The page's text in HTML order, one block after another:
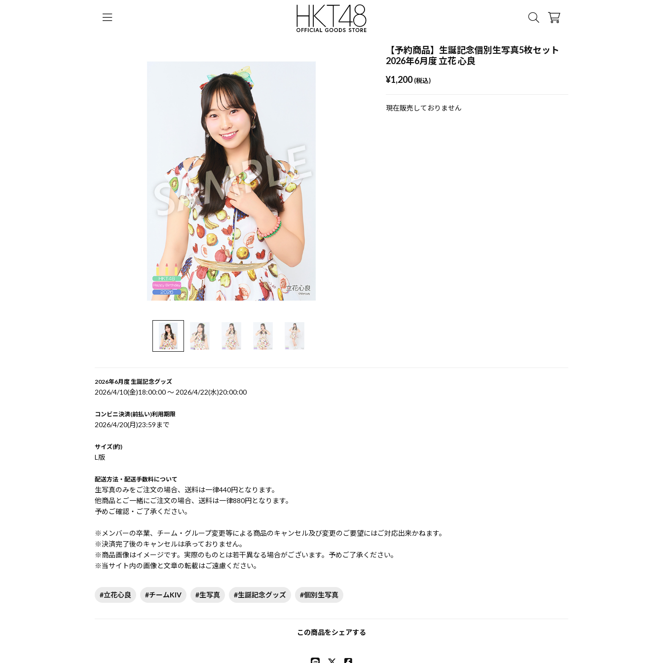
【予約商品】生誕記念個別生写真5枚セット
2026年6月度 立花 心良
¥1,200 (税込)
現在販売しておりません
2026年6月度 生誕記念グッズ
2026/4/10(金)18:00:00 〜 2026/4/22(水)20:00:00
コンビニ決済(前払い)利用期限
2026/4/20(月)23:59まで
サイズ(約)
L版
配送方法・配送手数料について
生写真のみをご注文の場合、送料は一律440円となります。
他商品とご一緒にご注文の場合、送料は一律880円となります。
予めご確認・ご了承ください。
※メンバーの卒業、チーム・グループ変更等による商品のキャンセル及び変更のご要望にはご対応出来かねます。
※決済完了後のキャンセルは承っておりません。
※商品画像はイメージです。実際のものとは若干異なる場合がございます。予めご了承ください。
※当サイト内の画像と文章の転載はご遠慮ください。
#立花心良 #チームKIV #生写真 #生誕記念グッズ #個別生写真
この商品をシェアする